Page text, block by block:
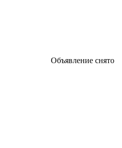
Объявление снято